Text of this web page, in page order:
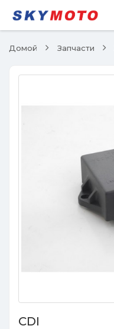
Домой Запчасти
CDI